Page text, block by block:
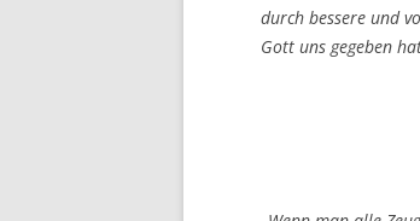
durch bessere und
Gott uns gegeben